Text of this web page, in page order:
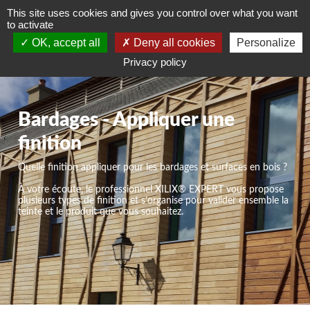
DEVIS GRATUIT
Bardages - Appliquer une
finition
Quelle finition appliquer pour les bardages et surfaces en bois ?
À votre écoute, le professionnel XILIX® EXPERT vous propose
plusieurs types de finition et s’organise pour valider ensemble la
teinte et le produit que vous souhaitez.
This site uses cookies and gives you control over what you want
to activate
OK, accept all
Deny all cookies
Personalize
Privacy policy